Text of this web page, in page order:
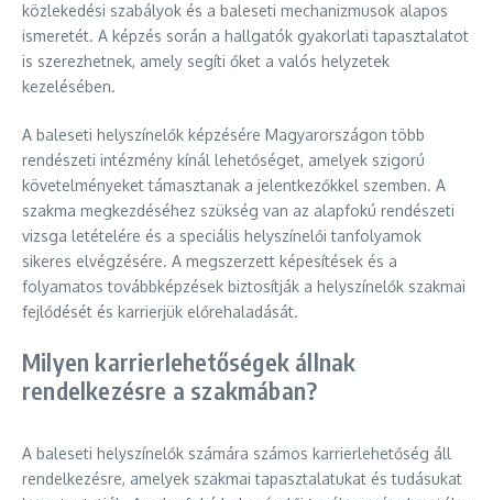
közlekedési szabályok és a baleseti mechanizmusok alapos
ismeretét. A képzés során a hallgatók gyakorlati tapasztalatot
is szerezhetnek, amely segíti őket a valós helyzetek
kezelésében.
A baleseti helyszínelők képzésére Magyarországon több
rendészeti intézmény kínál lehetőséget, amelyek szigorú
követelményeket támasztanak a jelentkezőkkel szemben. A
szakma megkezdéséhez szükség van az alapfokú rendészeti
vizsga letételére és a speciális helyszínelői tanfolyamok
sikeres elvégzésére. A megszerzett képesítések és a
folyamatos továbbképzések biztosítják a helyszínelők szakmai
fejlődését és karrierjük előrehaladását.
Milyen karrierlehetőségek állnak
rendelkezésre a szakmában?
A baleseti helyszínelők számára számos karrierlehetőség áll
rendelkezésre, amelyek szakmai tapasztalatukat és tudásukat